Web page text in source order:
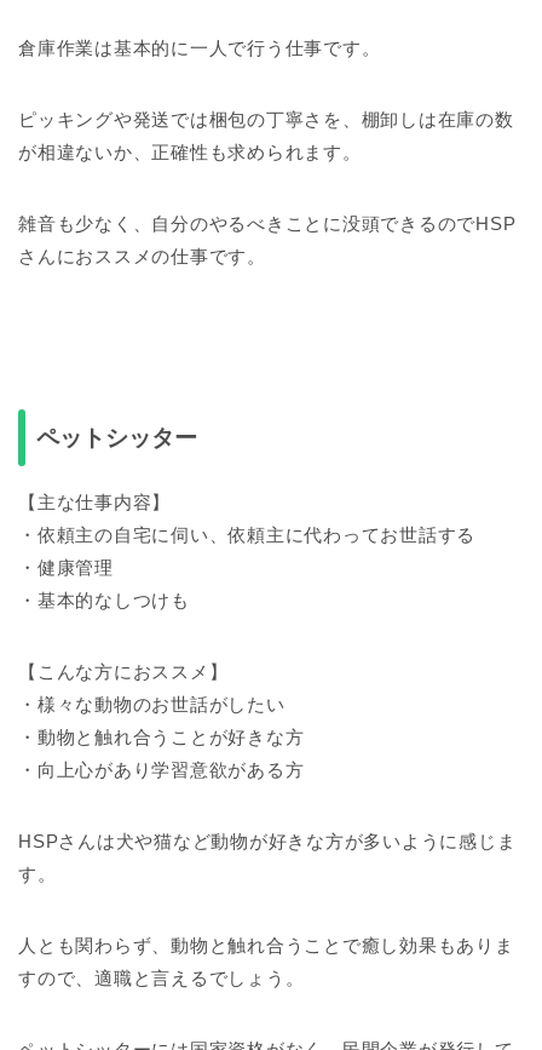
倉庫作業は基本的に一人で行う仕事です。
ピッキングや発送では梱包の丁寧さを、棚卸しは在庫の数
が相違ないか、正確性も求められます。
雑音も少なく、自分のやるべきことに没頭できるのでHSP
さんにおススメの仕事です。
ペットシッター
【主な仕事内容】
・依頼主の自宅に伺い、依頼主に代わってお世話する
・健康管理
・基本的なしつけも
【こんな方におススメ】
・様々な動物のお世話がしたい
・動物と触れ合うことが好きな方
・向上心があり学習意欲がある方
HSPさんは犬や猫など動物が好きな方が多いように感じま
す。
人とも関わらず、動物と触れ合うことで癒し効果もありま
すので、適職と言えるでしょう。